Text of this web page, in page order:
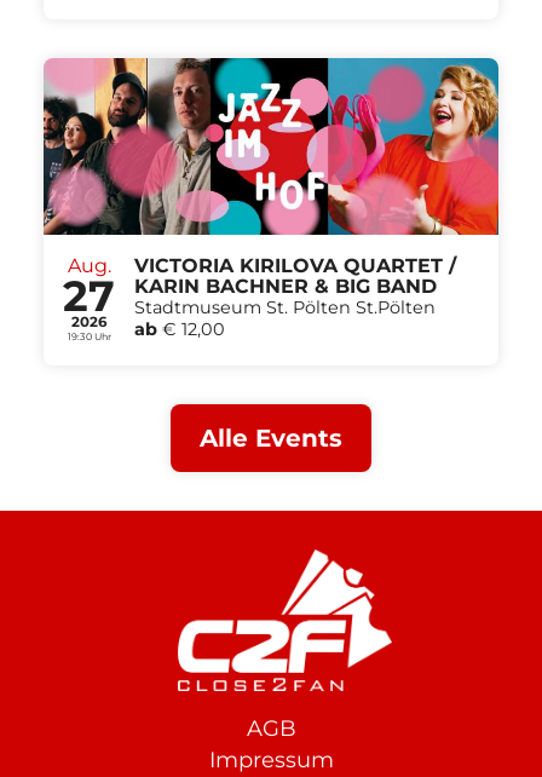
Aug.
27
2026
19:30 Uhr
VICTORIA KIRILOVA QUARTET /
KARIN BACHNER & BIG BAND
Stadtmuseum St. Pölten St.Pölten
ab € 12,00
Alle Events
AGB
Impressum